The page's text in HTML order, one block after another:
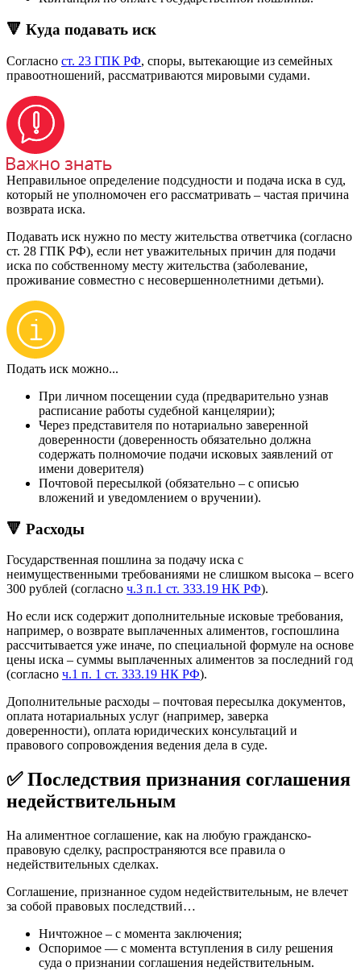
🔻 Куда подавать иск
Согласно ст. 23 ГПК РФ, споры, вытекающие из семейных
правоотношений, рассматриваются мировыми судами.
Неправильное определение подсудности и подача иска в суд,
который не уполномочен его рассматривать – частая причина
возврата иска.
Подавать иск нужно по месту жительства ответчика (согласно
ст. 28 ГПК РФ), если нет уважительных причин для подачи
иска по собственному месту жительства (заболевание,
проживание совместно с несовершеннолетними детьми).
Подать иск можно...
При личном посещении суда (предварительно узнав
расписание работы судебной канцелярии);
Через представителя по нотариально заверенной
доверенности (доверенность обязательно должна
содержать полномочие подачи исковых заявлений от
имени доверителя)
Почтовой пересылкой (обязательно – с описью
вложений и уведомлением о вручении).
🔻 Расходы
Государственная пошлина за подачу иска с
неимущественными требованиями не слишком высока – всего
300 рублей (согласно ч.3 п.1 ст. 333.19 НК РФ).
Но если иск содержит дополнительные исковые требования,
например, о возврате выплаченных алиментов, госпошлина
рассчитывается уже иначе, по специальной формуле на основе
цены иска – суммы выплаченных алиментов за последний год
(согласно ч.1 п. 1 ст. 333.19 НК РФ).
Дополнительные расходы – почтовая пересылка документов,
оплата нотариальных услуг (например, заверка
доверенности), оплата юридических консультаций и
правового сопровождения ведения дела в суде.
✅ Последствия признания соглашения
недействительным
На алиментное соглашение, как на любую гражданско-
правовую сделку, распространяются все правила о
недействительных сделках.
Соглашение, признанное судом недействительным, не влечет
за собой правовых последствий…
Ничтожное – с момента заключения;
Оспоримое — с момента вступления в силу решения
суда о признании соглашения недействительным.